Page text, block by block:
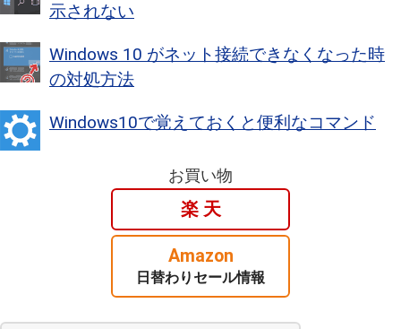
示されない
Windows 10 がネット接続できなくなった時
の対処方法
Windows10で覚えておくと便利なコマンド
お買い物
楽 天
Amazon
日替わりセール情報